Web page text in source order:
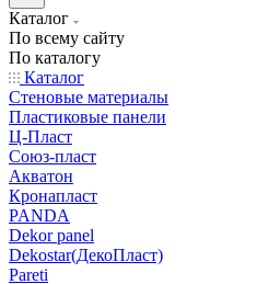
Каталог
По всему сайту
По каталогу
Каталог
Стеновые материалы
Пластиковые панели
Ц-Пласт
Союз-пласт
Акватон
Кронапласт
PANDA
Dekor panel
Dekostar(ДекоПласт)
Pareti